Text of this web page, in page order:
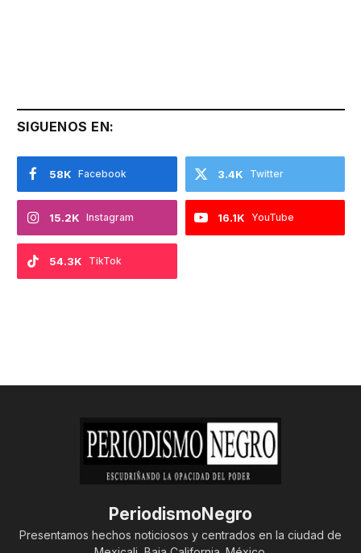
SIGUENOS EN:
Facebook
58K Twitter
3.4K
Instagram
15.2K YouTube
16.1K
TikTok
54.3K
PeriodismoNegro
Presentamos hechos noticiosos y centrados en la ciudad de